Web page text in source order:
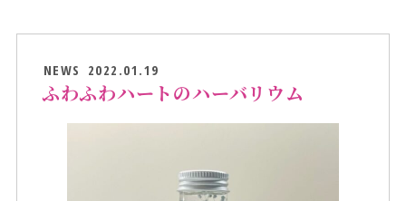
NEWS 2022.01.19
ふわふわハートのハーバリウム